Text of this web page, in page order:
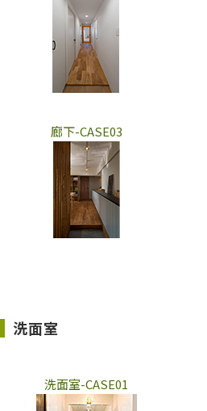
廊下-CASE03
洗面室
洗面室-CASE01